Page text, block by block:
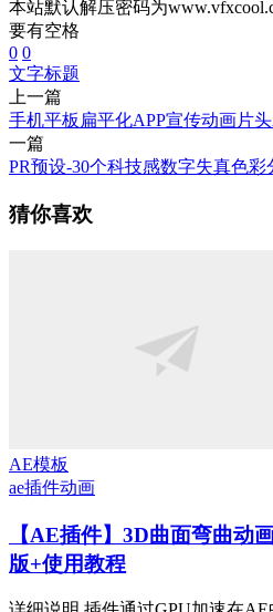
本站默认解压密码为
要有空格
0 0
文字标题
上一篇
手机平板扁平化APP宣传动画片
一篇
PR预设-30个科技感数字失真色
猜你喜欢
AE模板
ae插件动画
【AE插件】3D曲面弯曲动
版+使用教程